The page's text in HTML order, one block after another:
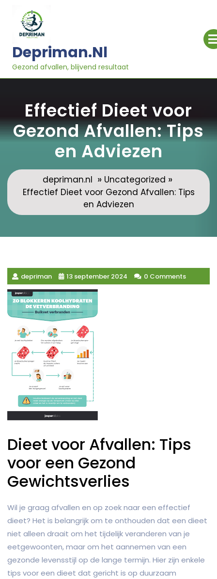
inhoud
Depriman.nl
Gezond afvallen, blijvend resultaat
Effectief Dieet voor
Gezond Afvallen: Tips
en Adviezen
depriman.nl » Uncategorized »
Effectief Dieet voor Gezond Afvallen: Tips
en Adviezen
depriman 13 september 2024 0 Comments
Dieet voor Afvallen: Tips
voor een Gezond
Gewichtsverlies
Wil je graag afvallen en op zoek naar een effectief
dieet? Het is belangrijk om te onthouden dat een dieet
niet alleen draait om het tijdelijk veranderen van je
eetgewoonten, maar om het aannemen van een
gezonde levensstijl op de lange termijn. Hier zijn enkele
tips voor een dieet dat gericht is op duurzaam